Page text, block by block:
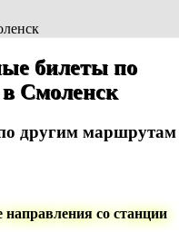
билеты по
Смоленск
другим маршрутам
со станции